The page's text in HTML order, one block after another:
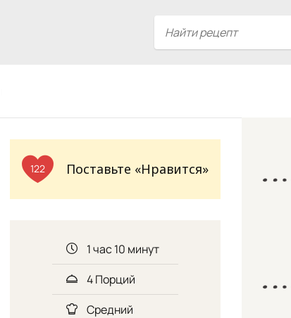
122 Поставьте «Нравится»
1 час 10 минут
4 Порций
Средний